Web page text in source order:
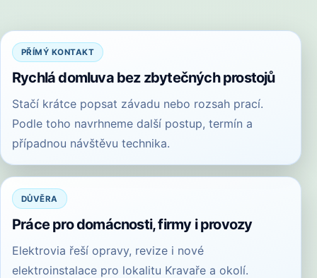
PŘÍMÝ KONTAKT
Rychlá domluva bez zbytečných prostojů
Stačí krátce popsat závadu nebo rozsah prací.
Podle toho navrhneme další postup, termín a
případnou návštěvu technika.
DŮVĚRA
Práce pro domácnosti, firmy i provozy
Elektrovia řeší opravy, revize i nové
elektroinstalace pro lokalitu Kravaře a okolí.